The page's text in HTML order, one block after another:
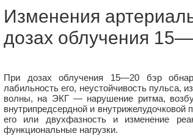
Изменения
дозах облучения
При дозах облучения 15—20 бэр
лабильность его, неустойчивость пульса,
волны, на ЭКГ — нарушение ритма,
внутрипредсердной и внутрижелудочковой
его или двухфазность и изменение
функциональные нагрузки.